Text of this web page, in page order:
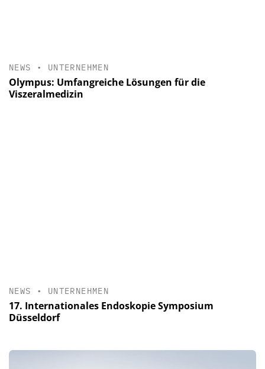
NEWS • UNTERNEHMEN
Olympus: Umfangreiche Lösungen für die
Viszeralmedizin
NEWS • UNTERNEHMEN
17. Internationales Endoskopie Symposium
Düsseldorf